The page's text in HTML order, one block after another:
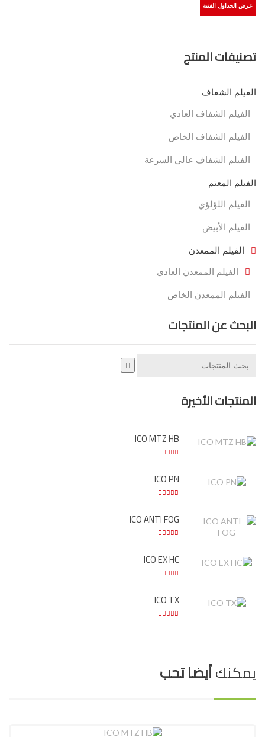
عرض الجداول الفنية
تصنيفات المنتج
الفيلم الشفاف
الفيلم الشفاف العادي
الفيلم الشفاف الخاص
الفيلم الشفاف عالي السرعة
الفيلم المعتم
الفيلم اللؤلؤي
الفيلم الأبيض
الفيلم الممعدن
الفيلم الممعدن العادي
الفيلم الممعدن الخاص
البحث عن المنتجات
المنتجات الأخيرة
ICO MTZ HB
ICO PN
ICO ANTI FOG
ICO EX HC
ICO TX
يمكنكأيضا تحب